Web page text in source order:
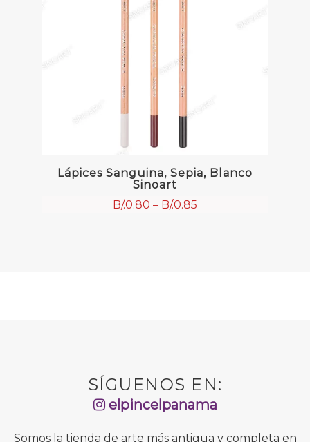
Lápices Sanguina, Sepia, Blanco
Sinoart
B/.0.80 – B/.0.85
SÍGUENOS EN:
elpincelpanama
Somos la tienda de arte más antigua y completa en